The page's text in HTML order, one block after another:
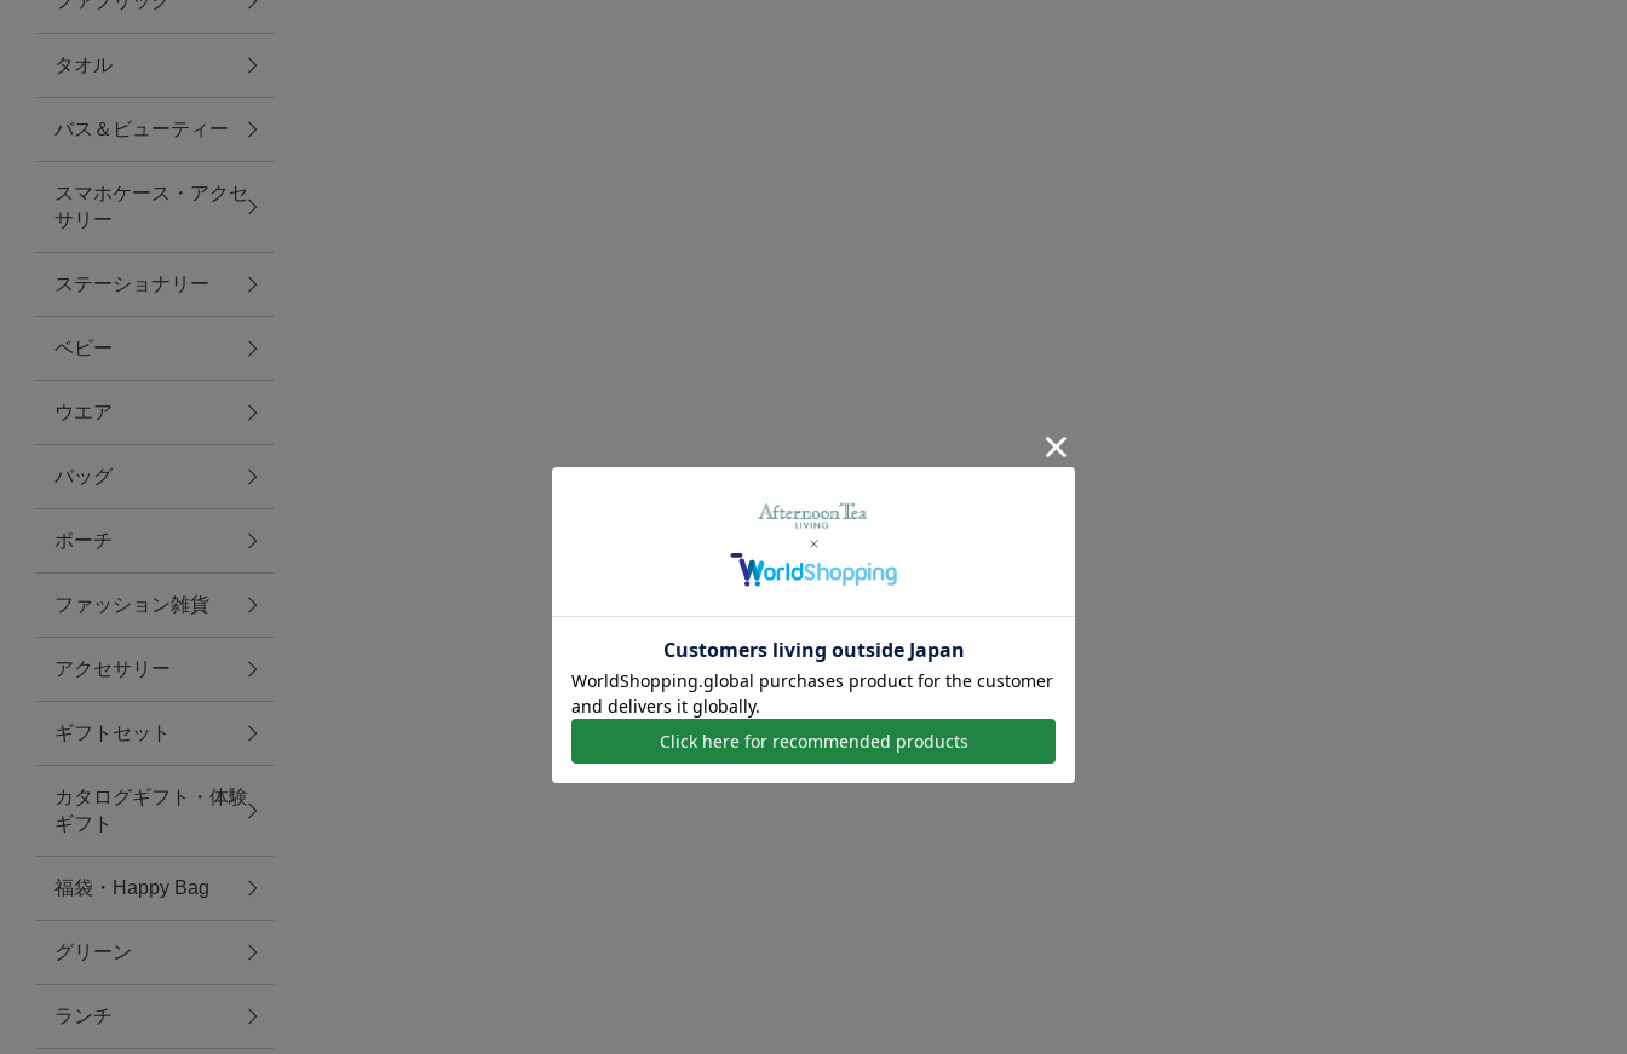
バッグ
キッチン・ダイニング
ダイニング
キッチン
ファブリック
グリーン
バス＆ビューティー
バス＆ビューティー
タオル
ウエア＆バッグ
ウエア
レイングッズ
アクセサリー
ファッション雑貨
タオル
バス＆ビューティー
スマホケース・アクセ
サリー
ステーショナリー
ベビー
ウエア
バッグ
ポーチ
ファッション雑貨
アクセサリー
ギフトセット
カタログギフト・体験
ギフト
福袋・Happy Bag
グリーン
ランチ